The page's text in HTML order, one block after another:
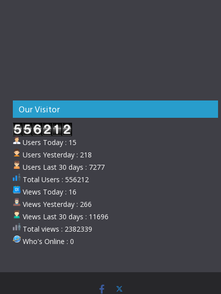
Our Visitor
Users Today : 15
Users Yesterday : 218
Users Last 30 days : 7277
Total Users : 556212
Views Today : 16
Views Yesterday : 266
Views Last 30 days : 11696
Total views : 2382339
Who's Online : 0